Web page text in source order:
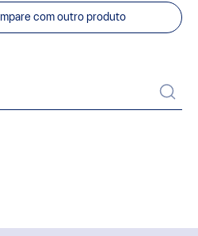
com outro produto